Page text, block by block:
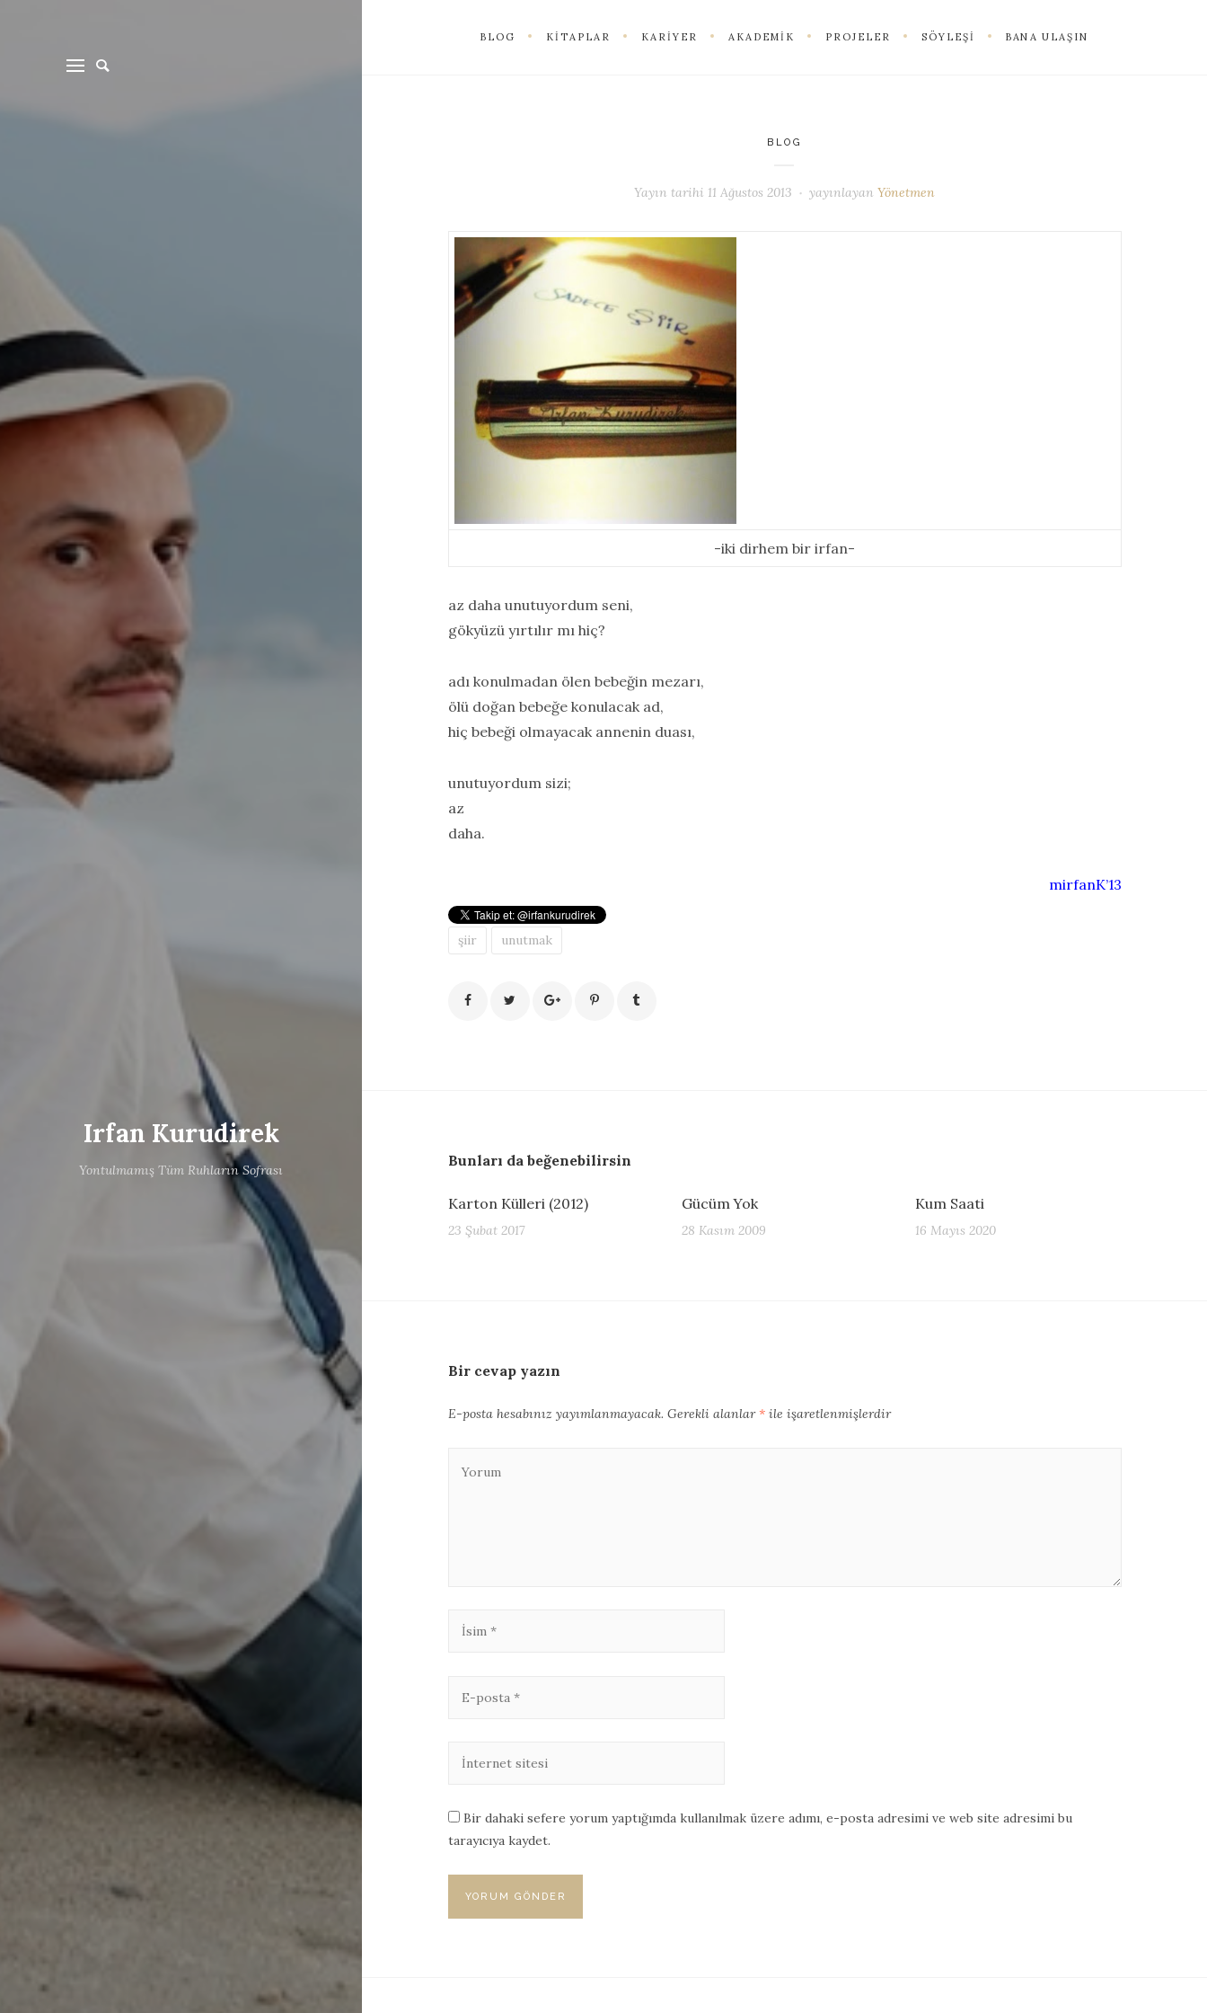
Irfan Kurudirek
Yontulmamış Tüm Ruhların Sofrası
BLOG KITAPLAR KARIYER AKADEMIK PROJELER SÖYLEŞI BANA ULAŞIN
BLOG
Yayın tarihi 11 Ağustos 2013 yayınlayanYönetmen
-iki dirhem bir irfan-
az daha unutuyordum seni,
gökyüzü yırtılır mı hiç?
adı konulmadan ölen bebeğin mezarı,
ölü doğan bebeğe konulacak ad,
hiç bebeği olmayacak annenin duası,
unutuyordum sizi;
az
daha.
mirfanK’13
şiir unutmak
Bunları da beğenebilirsin
Karton Külleri (2012)
23 Şubat 2017
Gücüm Yok
28 Kasım 2009
Kum Saati
16 Mayıs 2020
Bir cevap yazın
E-posta hesabınız yayımlanmayacak. Gerekli alanlar*ile işaretlenmişlerdir
Bir dahaki sefere yorum yaptığımda kullanılmak üzere adımı, e-posta adresimi ve web site adresimi bu
tarayıcıya kaydet.